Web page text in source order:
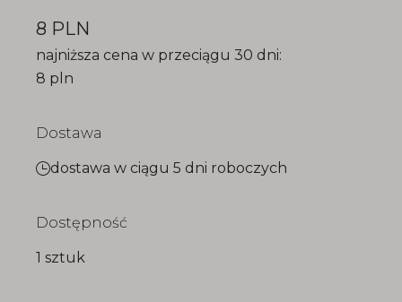
8 PLN
najniższa cena w przeciągu 30 dni:
8 pln
Dostawa
dostawa w ciągu 5 dni roboczych
Dostępność
1 sztuk